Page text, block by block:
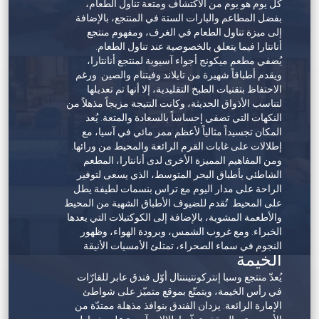
كل يوم هو يوم من الاكتشاف ومتعة تناول الطعام،
بفضل المطاعم والبارات الستة في المنتجع، بالإضافة
إلى ميزة تناول الطعام في الغرف، ومفهوم منتجع
أنانتارا فيما يتعلق بالخصوصية عند تناول الطعام.
يُضفي مطعم ميكونج أجواء آسيوية لمنتجع أنانتارا،
ويقدم أطباقاً شهيرة من تايلاند وفيتنام والصين. ورغم
الاحتفاظ بتقنيات الطبخ التقليدية، إلا أنها تم تعديلها
لتناسب الأذواق الحديثة، وكانت النتيجة مزيجاً مذهلاً من
النكهات التي تضفي إحساساً بالسعادة والمتعة. يُعد
المكان تجسيداً مثالياً لأعظم ممر مائي في آسيا، مع
إطلالات على غابات القرم الرائعة والمحيط من ورائها.
ومن المفاهيم المميزة الأخرى لدى أنانتارا، المطعم
الشاطئي بأطباق البحر المتوسط، الذي يسعى لتوفير
الراحة على مدار اليوم مع تراس بنسمات لطيفة يطل
على المحيط. تُقدم للضيوف الأطباق الشهية من المحيط
والأطعمة المشوية، بالإضافة إلى الكوكتيلات التي يعدها
الخبراء. ومع غروب الشمس، وبرودة الهواء، وظهور
النجوم في سماء الصحراء، تمتلئ الأمسيات الأنيقة
بإيقاعات الدي جي والشيشة.
وسائل الترفيه
تشمل مرافق المنتجع ذات المستوى العالمي؛ مسبح
وصالة ألعاب رياضية وجناح يوجا ونوادي للأطفال
منتجع وسبا إنتركونتيننتال رأس
الخيمة
يُعدّ منتجع وسبا إنتركونتيننتال أوّل فندق عابر للقارّات
في رأس الخيمة، ويتمتّع بموقع متميّز على شواطئ
الإمارة الرائعة. يزدان الفندق بنوافذ مذهلة ممتدّة من